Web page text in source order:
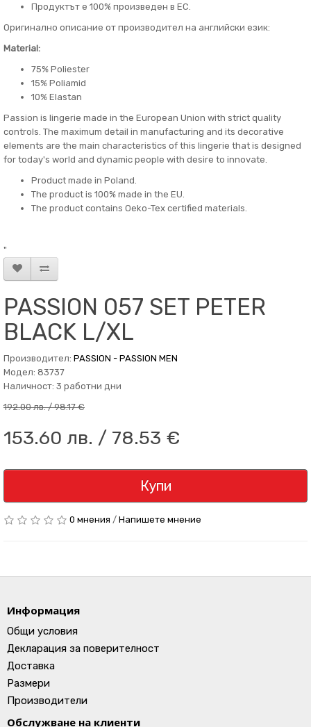
Продуктът е 100% произведен в ЕС.
Оригинално описание от производител на английски език:
Material:
75% Poliester
15% Poliamid
10% Elastan
Passion is lingerie made in the European Union with strict quality
controls. The maximum detail in manufacturing and its decorative
elements are the main characteristics of this lingerie that is designed
for today's world and dynamic people with desire to innovate.
Product made in Poland.
The product is 100% made in the EU.
The product contains Oeko-Tex certified materials.
"
PASSION 057 SET PETER
BLACK L/XL
Производител: PASSION - PASSION MEN
Модел: 83737
Наличност: 3 работни дни
192.00 лв. / 98.17 €
153.60 лв. / 78.53 €
Купи
0 мнения / Напишете мнение
Информация
Общи условия
Декларация за поверителност
Доставка
Размери
Производители
Обслужване на клиенти